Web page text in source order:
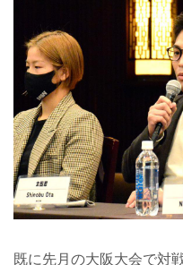
既に先月の大阪大会で対